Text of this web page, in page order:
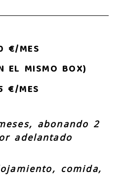
€/MES
EL MISMO BOX)
€/MES
abonando 2
adelantado
comida,